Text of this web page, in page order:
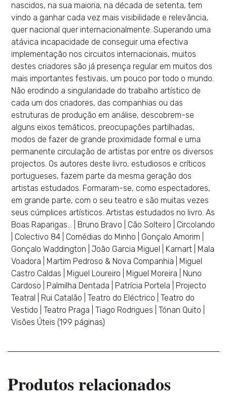
nascidos, na sua maioria, na década de setenta, tem
vindo a ganhar cada vez mais visibilidade e relevância,
quer nacional quer internacionalmente. Superando uma
atávica incapacidade de conseguir uma efectiva
implementação nos circuitos internacionais, muitos
destes criadores são já presença regular em muitos dos
mais importantes festivais, um pouco por todo o mundo.
Não erodindo a singularidade do trabalho artístico de
cada um dos criadores, das companhias ou das
estruturas de produção em análise, descobrem-se
alguns eixos temáticos, preocupações partilhadas,
modos de fazer de grande proximidade formal e uma
permanente circulação de artistas por entre os diversos
projectos. Os autores deste livro, estudiosos e críticos
portugueses, fazem parte da mesma geração dos
artistas estudados. Formaram-se, como espectadores,
em grande parte, com o seu teatro e são muitas vezes
seus cúmplices artísticos. Artistas estudados no livro. As
Boas Raparigas... | Bruno Bravo | Cão Solteiro | Circolando
| Colectivo 84 | Comédias do Minho | Gonçalo Amorim |
Gonçalo Waddington | João Garcia Miguel | Karnart | Mala
Voadora | Martim Pedroso & Nova Companhia | Miguel
Castro Caldas | Miguel Loureiro | Miguel Moreira | Nuno
Cardoso | Palmilha Dentada | Patrícia Portela | Projecto
Teatral | Rui Catalão | Teatro do Eléctrico | Teatro do
Vestido | Teatro Praga | Tiago Rodrigues | Tónan Quito |
Visões Úteis (199 páginas)
Produtos relacionados